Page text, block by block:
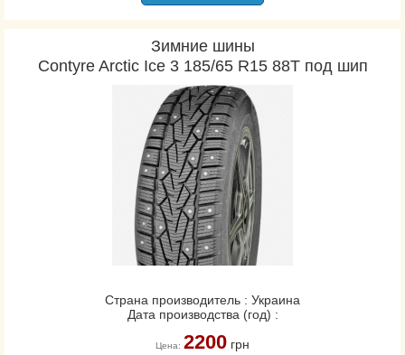
Зимние шины
Contyre Arctic Ice 3 185/65 R15 88T под шип
Страна производитель : Украина
Дата производства (год) :
Цена: 2200грн